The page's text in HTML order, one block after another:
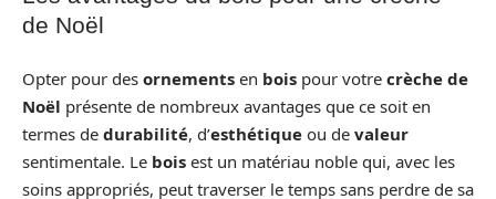
de Noël
Opter pour des ornements en bois pour votre crèche de
Noël présente de nombreux avantages que ce soit en
termes de durabilité, d’esthétique ou de valeur
sentimentale. Le bois est un matériau noble qui, avec les
soins appropriés, peut traverser le temps sans perdre de sa